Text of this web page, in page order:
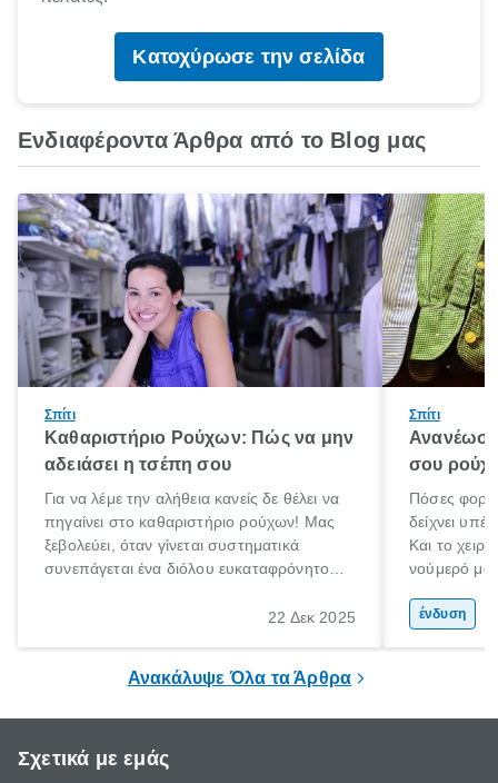
Κατοχύρωσε την σελίδα
Ενδιαφέροντα Άρθρα από το Blog μας
Σπίτι
Καθαριστήριο Ρούχων: Πώς να μην
αδειάσει η τσέπη σου
Για να λέμε την αλήθεια κανείς δε θέλει να
πηγαίνει στο καθαριστήριο ρούχων! Μας
ξεβολεύει, όταν γίνεται συστηματικά
συνεπάγεται ένα διόλου ευκαταφρόνητο
δυστυχώς τα αποτελέσματα στα ρούχα ή
στο πλυντήριο; Μην το κάνεις!
22 Δεκ 2025
Σπίτι
σου
Πόσες
δείχνει
Και το
νούμερό
που
ένδυση
Ανακάλυψε Όλα τα Άρθρα
Σχετικά με εμάς